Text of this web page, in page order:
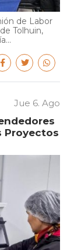
de Labor
Tolhuin,
Jue 6. Ago
Proyectos